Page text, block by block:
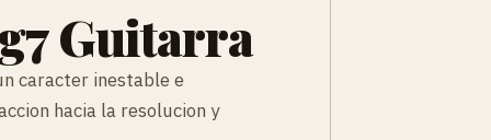
Guitarra
caracter inestable e
hacia la resolucion y